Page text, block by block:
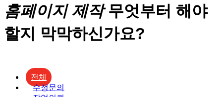
홈페이지 제작무엇부터 해야
할지 막막하신가요?
전체
수정문의